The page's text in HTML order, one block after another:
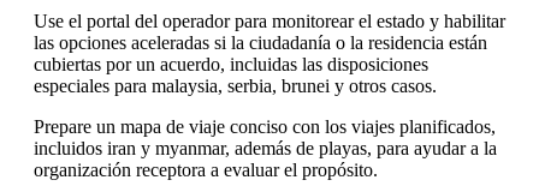
Use el portal del operador para monitorear el estado y habilitar
las opciones aceleradas si la ciudadanía o la residencia están
cubiertas por un acuerdo, incluidas las disposiciones
especiales para malaysia, serbia, brunei y otros casos.
Prepare un mapa de viaje conciso con los viajes planificados,
incluidos iran y myanmar, además de playas, para ayudar a la
organización receptora a evaluar el propósito.